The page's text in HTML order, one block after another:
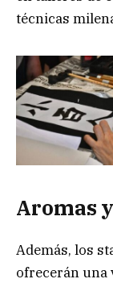
técnicas
Aromas
Además, los
ofrecerán una